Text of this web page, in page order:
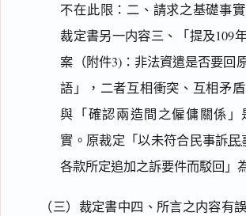
不在此限：二、請求之基礎事
裁定書另一内容三、「提及109
案（附件3)：非法資遣是否要
語」，二者互相衝突、互相矛盾
與「確認兩造間之僱傭關係」
實。原裁定「以未符合民事訴民
各款所定追加之訴要件而駁回」
（三）裁定書中四、所言之内容有